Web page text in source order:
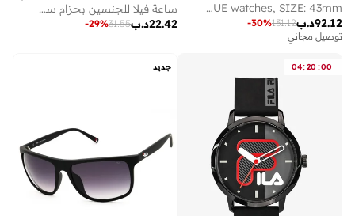
FILA ADULT 38-307-001 ANALOGUE watches, SIZE: 43mm
د.ب92.12
131.12
-30%
توصيل مجاني
ساعة فيلا للجنسين بحزام سيليكون أبيض وهيكل بلاستيكي، 38-321-301
د.ب22.42
31.55
-29%
04:20 :00 جديد